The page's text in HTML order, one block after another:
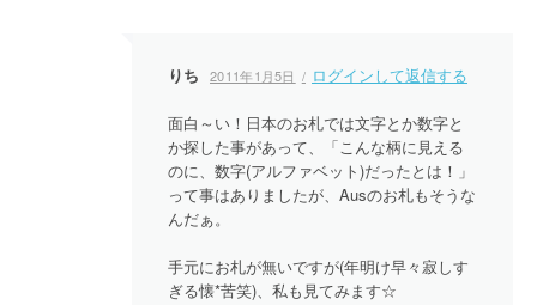
りち 2011年1月5日 ログインして返信する
面白～い！日本のお札では文字とか数字と
か探した事があって、「こんな柄に見える
のに、数字(アルファベット)だったとは！」
って事はありましたが、Ausのお札もそうな
んだぁ。
手元にお札が無いですが(年明け早々寂しす
ぎる懐*苦笑)、私も見てみます☆